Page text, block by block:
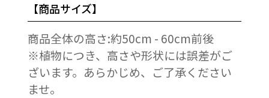
【商品サイズ】
商品全体の高さ:約50cm - 60cm前後
※植物につき、高さや形状には誤差がご
ざいます。あらかじめ、ご了承ください
ませ。